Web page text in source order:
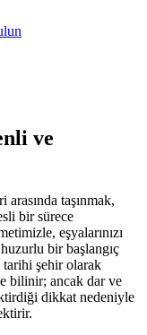
ve
taşınmak,
bir sürece
eşyalarınızı
bir başlangıç
tarihi şehir olarak
bilinir; ancak dar ve
dikkat nedeniyle